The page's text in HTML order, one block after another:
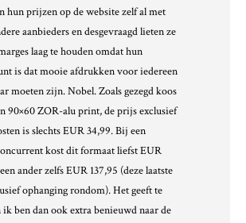
hun prijzen op de website zelf al met
aanbieders en desgevraagd lieten ze
laag te houden omdat hun
is dat mooie afdrukken voor iedereen
moeten zijn. Nobel. Zoals gezegd koos
90×60 ZOR-alu print, de prijs exclusief
is slechts EUR 34,99. Bij een
kost dit formaat liefst EUR
ander zelfs EUR 137,95 (deze laatste
ophanging rondom). Het geeft te
ik ben dan ook extra benieuwd naar de